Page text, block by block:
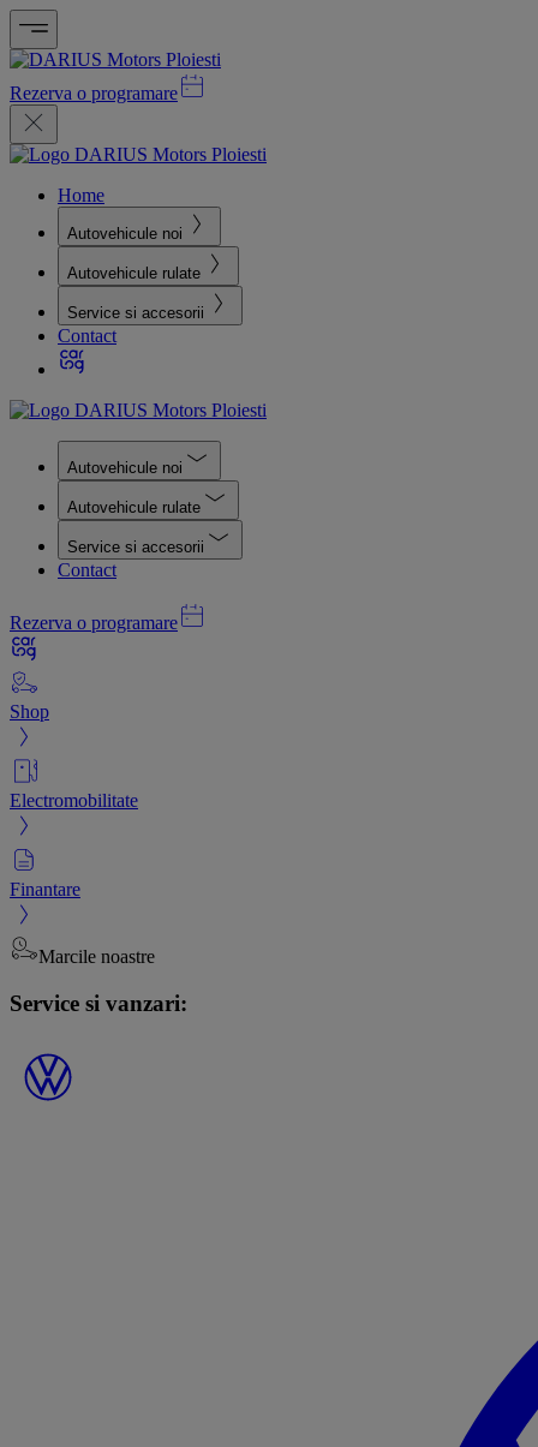
Rezerva o programare
Home
Autovehicule noi
Autovehicule rulate
Service si accesorii
Contact
Autovehicule noi
Autovehicule rulate
Service si accesorii
Contact
Rezerva o programare
Shop
Electromobilitate
Finantare
Marcile noastre
Service si vanzari: